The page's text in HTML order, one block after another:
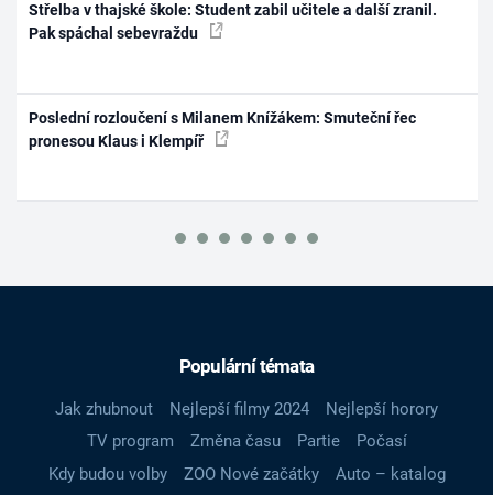
Střelba v thajské škole: Student zabil učitele a další zranil.
Pak spáchal sebevraždu
Poslední rozloučení s Milanem Knížákem: Smuteční řec
pronesou Klaus i Klempíř
Populární témata
Jak zhubnout Nejlepší filmy 2024
Nejlepší horory
TV program
Změna času Partie
Počasí
Kdy budou volby
ZOO Nové začátky
Auto – katalog